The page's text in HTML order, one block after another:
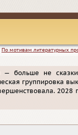
По мотивам литературных
больше не
группировка
2028